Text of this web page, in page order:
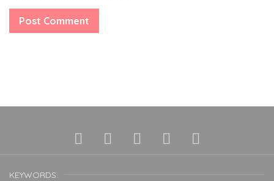
KEYWORDS: